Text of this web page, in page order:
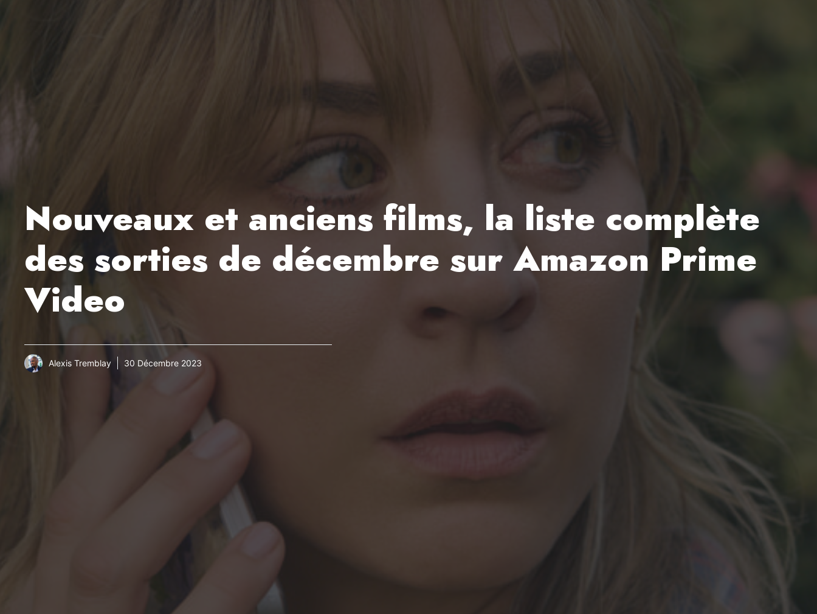
Nouveaux et anciens films, la liste complète
des sorties de décembre sur Amazon Prime
Video
Alexis Tremblay 30 Décembre 2023